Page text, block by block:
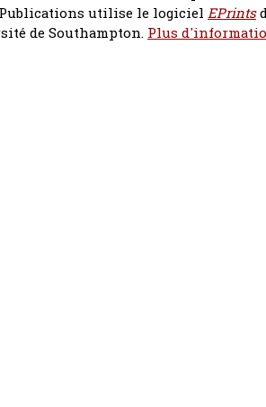
utilise le logiciel EPrints
de Southampton. Plus